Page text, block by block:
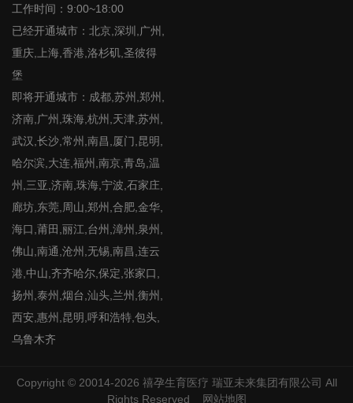
工作时间：9:00~18:00
已经开通城市：北京,深圳,广州,
重庆,上海,香港,洛杉矶,圣彼得
堡
即将开通城市：成都,苏州,郑州,
济南,广州,珠海,杭州,天津,苏州,
武汉,长沙,常州,南昌,厦门,昆明,
哈尔滨,大连,福州,南京,青岛,温
州,三亚,济南,珠海,宁波,石家庄,
廊坊,东莞,周山,郑州,合肥,金华,
海口,莆田,丽江,台州,漳州,泉州,
佛山,南通,沧州,无锡,南昌,连云
港,中山,齐齐哈尔,保定,张家口,
扬州,泰州,烟台,汕头,兰州,衡州,
西安,惠州,昆明,呼和浩特,包头,
乌鲁木齐
Copyright © 20014-2026 禧孕生育医疗 瑞亚未来集团有限公司 All
Rights Reserved
网站地图